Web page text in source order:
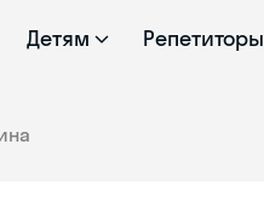
Детям Репетиторы